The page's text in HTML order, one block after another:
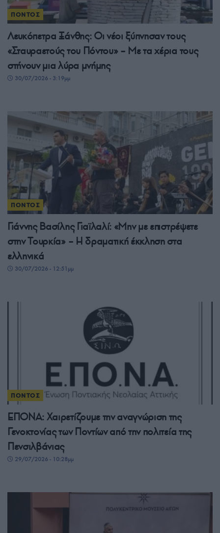
ΠΟΝΤΟΣ
Λευκόπετρα Ξάνθης: Οι νέοι ξύπνησαν τους
«Σταυραετούς του Πόντου» – Με τα χέρια τους
στήνουν μια λύρα μνήμης
30/07/2026 - 3:19μμ
ΠΟΝΤΟΣ
Γιάννης Βασίλης Γιαϊλαλί: «Μην με επιστρέψετε
στην Τουρκία» – Η δραματική έκκληση στα
ελληνικά
30/07/2026 - 12:51μμ
ΠΟΝΤΟΣ
ΕΠΟΝΑ: Χαιρετίζουμε την αναγνώριση της
Γενοκτονίας των Ποντίων από την πολιτεία της
Πενσιλβάνιας
29/07/2026 - 10:28μμ